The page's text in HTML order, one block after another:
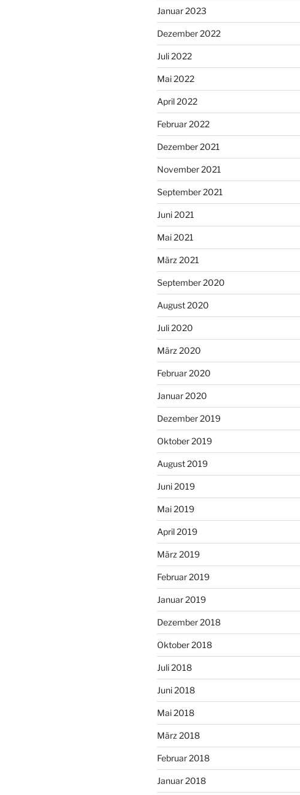
Januar 2023
Dezember 2022
Juli 2022
Mai 2022
April 2022
Februar 2022
Dezember 2021
November 2021
September 2021
Juni 2021
Mai 2021
März 2021
September 2020
August 2020
Juli 2020
März 2020
Februar 2020
Januar 2020
Dezember 2019
Oktober 2019
August 2019
Juni 2019
Mai 2019
April 2019
März 2019
Februar 2019
Januar 2019
Dezember 2018
Oktober 2018
Juli 2018
Juni 2018
Mai 2018
März 2018
Februar 2018
Januar 2018